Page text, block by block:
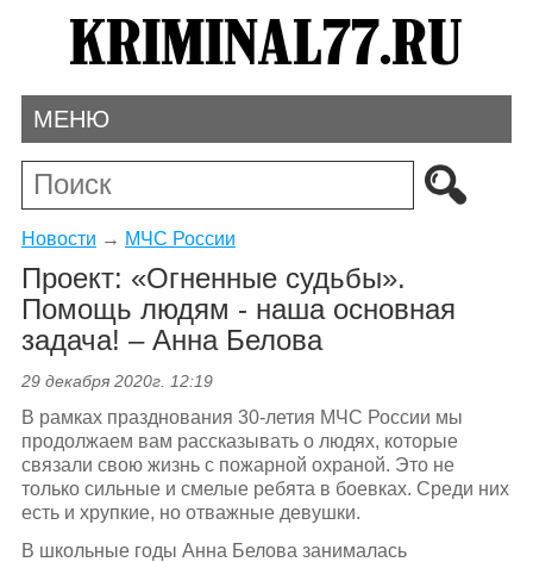
МЕНЮ
Новости → МЧС России
Проект: «Огненные судьбы».
Помощь людям - наша основная
задача! – Анна Белова
29 декабря 2020г. 12:19
В рамках празднования 30-летия МЧС России мы
продолжаем вам рассказывать о людях, которые
связали свою жизнь с пожарной охраной. Это не
только сильные и смелые ребята в боевках. Среди них
есть и хрупкие, но отважные девушки.
В школьные годы Анна Белова занималась